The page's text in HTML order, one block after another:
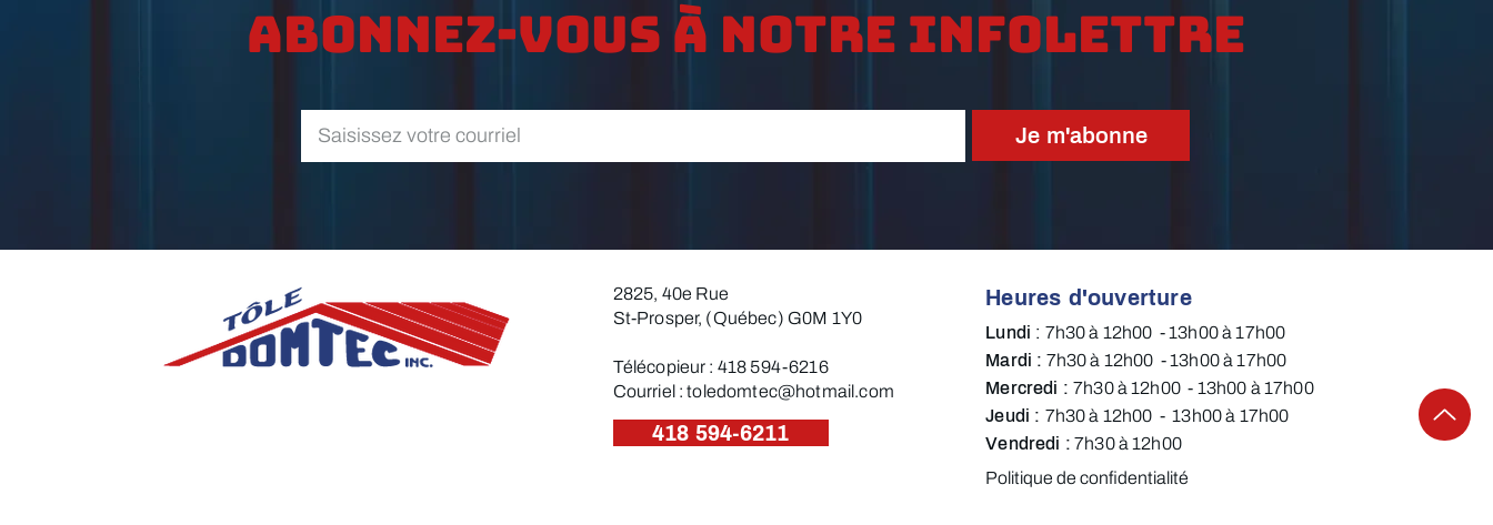
Abonnez-vous à notre infolettre
Je m'abonne
2825, 40e Rue
St-Prosper, (Québec) G0M 1Y0
Télécopieur : 418 594-6216​
Courriel :toledomtec@hotmail.com
418 594-6211
Heures d'ouverture
Lundi : 7h30 à 12h00 - 13h00 à 17h00​​​
Mardi : 7h30 à 12h00 - 13h00 à 17h00​
Mercredi :7h30 à 12h00 - 13h00 à 17h00​
Jeudi : 7h30 à 12h00 - 13h00 à 17h00
Vendredi​ : 7h30 à 12h00​​​​​
Politique de confidentialité